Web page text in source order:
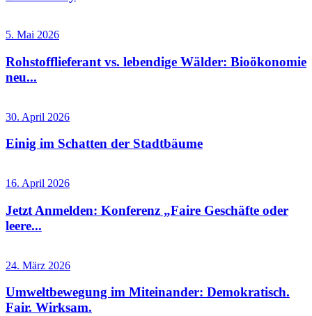
5. Mai 2026
Rohstofflieferant vs. lebendige Wälder: Bioökonomie
neu...
30. April 2026
Einig im Schatten der Stadtbäume
16. April 2026
Jetzt Anmelden: Konferenz „Faire Geschäfte oder
leere...
24. März 2026
Umweltbewegung im Miteinander: Demokratisch.
Fair. Wirksam.